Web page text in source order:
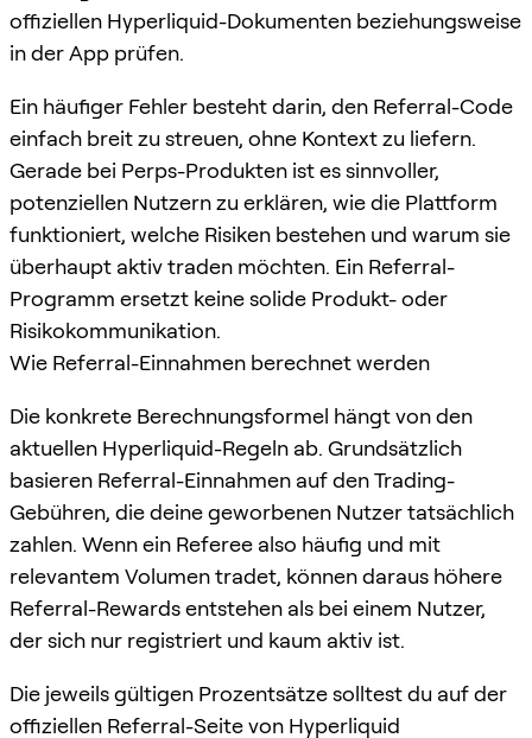
offiziellen Hyperliquid-Dokumenten beziehungsweise
in der App prüfen.
Ein häufiger Fehler besteht darin, den Referral-Code
einfach breit zu streuen, ohne Kontext zu liefern.
Gerade bei Perps-Produkten ist es sinnvoller,
potenziellen Nutzern zu erklären, wie die Plattform
funktioniert, welche Risiken bestehen und warum sie
überhaupt aktiv traden möchten. Ein Referral-
Programm ersetzt keine solide Produkt- oder
Risikokommunikation.
Wie Referral-Einnahmen berechnet werden
Die konkrete Berechnungsformel hängt von den
aktuellen Hyperliquid-Regeln ab. Grundsätzlich
basieren Referral-Einnahmen auf den Trading-
Gebühren, die deine geworbenen Nutzer tatsächlich
zahlen. Wenn ein Referee also häufig und mit
relevantem Volumen tradet, können daraus höhere
Referral-Rewards entstehen als bei einem Nutzer,
der sich nur registriert und kaum aktiv ist.
Die jeweils gültigen Prozentsätze solltest du auf der
offiziellen Referral-Seite von Hyperliquid